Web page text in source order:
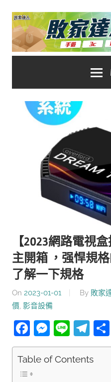
Skip
content
家
No.1
【2023網路電視
主開箱 ，强悍規
了解一下規格
On 2023-01-01 By 敗家
價, 影音設備
Facebook
Line
Table of Contents